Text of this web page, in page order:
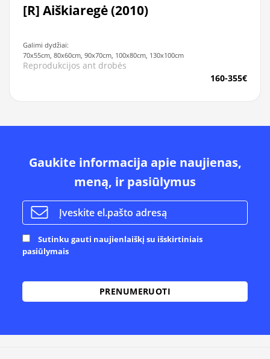
[R] Aiškiaregė (2010)
Galimi dydžiai:
70x55cm, 80x60cm, 90x70cm, 100x80cm, 130x100cm
Reprodukcijos ant drobės
160-355€
Gaukite informacija apie naujienas,
meną, ir pasiūlymus
Sutinku gauti naujienlaiškį su išskirtiniais
pasiūlymais